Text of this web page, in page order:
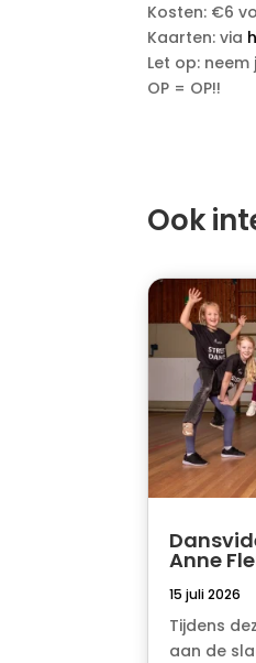
Kosten: €6
Kaarten: via
Let op:
OP = OP!!
Ook
Anne
15 juli 2026
Tijdens
aan de